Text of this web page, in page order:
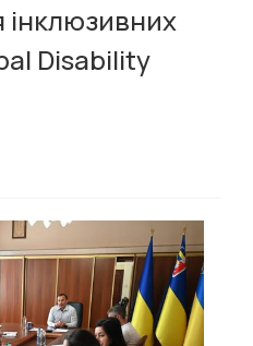
Disability